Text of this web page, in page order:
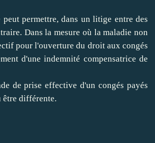
permettre, dans un litige entre des
Dans la mesure où la maladie non
pour l'ouverture du droit aux congés
d'une indemnité compensatrice de
de prise effective d'un congés payés
être différente.